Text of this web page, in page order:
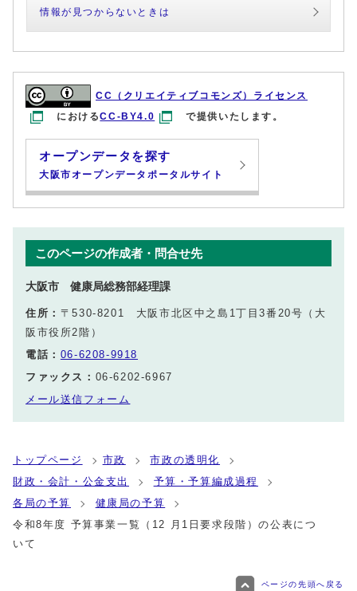
情報が見つからないときは
CC（クリエイティブコモンズ）ライセンス
におけるCC-BY4.0 で提供いたします。
オープンデータを探す
大阪市オープンデータポータルサイト
このページの作成者・問合せ先
大阪市 健康局総務部経理課
住所： 〒530-8201 大阪市北区中之島1丁目3番20号（大
阪市役所2階）
電話： 06-6208-9918
ファックス： 06-6202-6967
メール送信フォーム
トップページ 市政
市政の透明化
財政・会計・公金支出
予算・予算編成過程
各局の予算
健康局の予算
令和8年度 予算事業一覧（12 月1日要求段階）の公表につ
いて
ページの先頭へ戻る